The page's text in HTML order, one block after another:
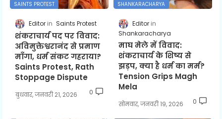
SAINTS PROTEST
Editor Saints Protest
शंकराचार्य पद पर विवाद:
अविमुक्तेश्वरानंद से प्रमाण
माँगा, धर्म संकट गहराया?
Saints Protest, Rath
Stoppage Dispute
बुधवार, जनवरी 21, 2026 0
SHANKARACHARYA
Editor
Shankaracharya
माघ मेले में विवाद:
शंकराचार्य के शिष्य से
झड़प, क्या है धर्म का मर्म?
Tension Grips Magh
Mela
सोमवार, जनवरी 19, 2026 0